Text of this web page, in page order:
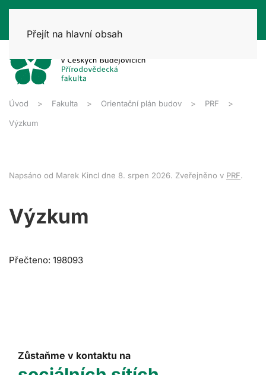
Přejít na hlavní obsah
Úvod Fakulta Orientační plán budov PRF
Výzkum
Napsáno od Marek Kincl dne 8. srpen 2026. Zveřejněno v PRF.
Výzkum
Přečteno: 198093
Zůstaňme v kontaktu na